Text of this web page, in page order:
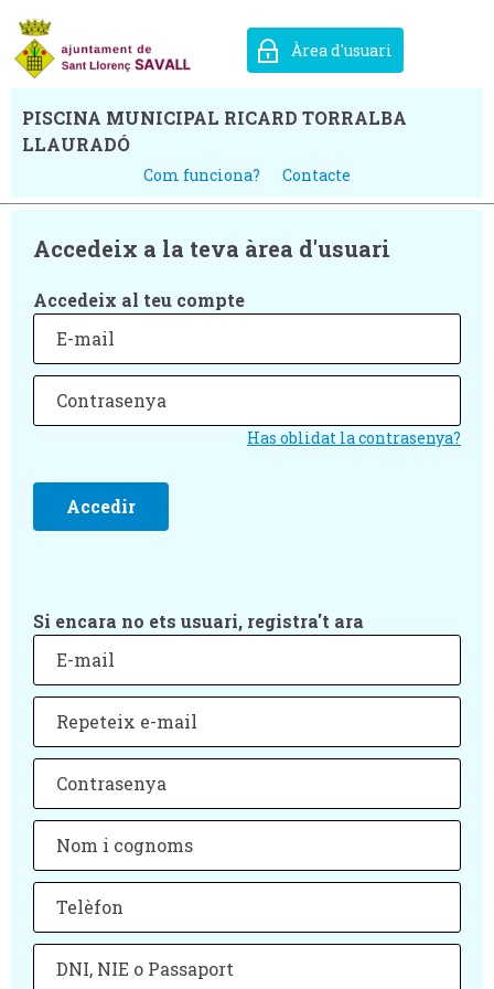
Àrea d'usuari
PISCINA MUNICIPAL RICARD TORRALBA
LLAURADÓ
Com funciona? Contacte
Accedeix a la teva àrea d'usuari
Accedeix al teu compte
Has oblidat la contrasenya?
Si encara no ets usuari, registra't ara